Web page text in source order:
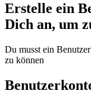
Erstelle ein
Dich an, um
Du musst ein
zu können